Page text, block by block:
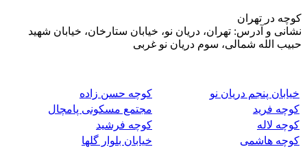
کوچه در تهران
نشانی و آدرس: تهران، دریان نو، خیابان ستارخان، خیابان شهید
حبیب الله شمالی، سوم دریان نو غربی
خیابان پنجم دریان نو
کوچه حسن زاده
کوچه فرید
مجتمع مسکونی پامچال
کوچه لاله
کوچه فرشید
کوچه هاشمی
خیابان بلوار گلها